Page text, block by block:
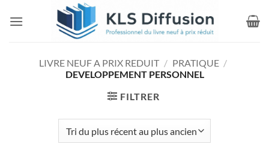
LIVRE NEUF A PRIX REDUIT / PRATIQUE /
DEVELOPPEMENT PERSONNEL
FILTRER